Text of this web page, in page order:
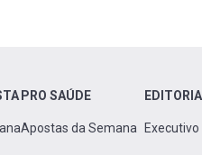
PRO SAÚDE
Apostas da Semana Executivo